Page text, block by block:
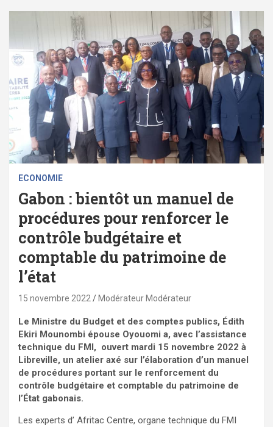
ECONOMIE
Gabon : bientôt un manuel de
procédures pour renforcer le
contrôle budgétaire et
comptable du patrimoine de
l’état
15 novembre 2022 Modérateur Modérateur
Le Ministre du Budget et des comptes publics, Édith
Ekiri Mounombi épouse Oyouomi a, avec l’assistance
technique du FMI, ouvert mardi 15 novembre 2022 à
Libreville, un atelier axé sur l’élaboration d’un manuel
de procédures portant sur le renforcement du
contrôle budgétaire et comptable du patrimoine de
l’État gabonais.
Les experts d’ Afritac Centre, organe technique du FMI